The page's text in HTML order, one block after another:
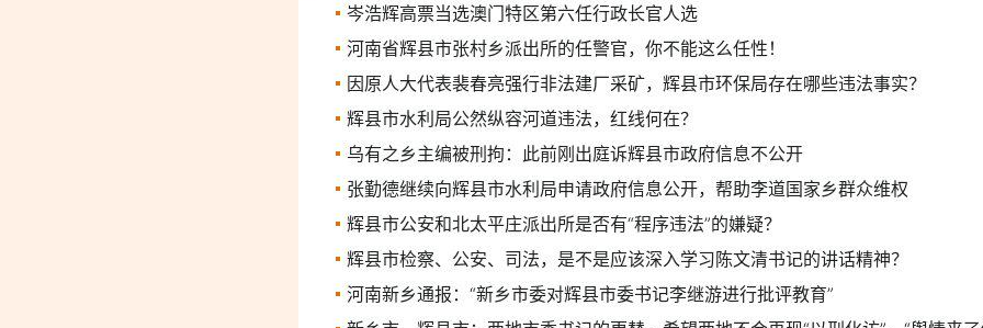
岑浩辉高票当选澳门特区第六任行政长官人选
河南省辉县市张村乡派出所的任警官，你不能这么任性！
因原人大代表裴春亮强行非法建厂采矿，辉县市环保局存在哪些违法事实？
辉县市水利局公然纵容河道违法，红线何在？
乌有之乡主编被刑拘：此前刚出庭诉辉县市政府信息不公开
张勤德继续向辉县市水利局申请政府信息公开，帮助李道国家乡群众维权
辉县市公安和北太平庄派出所是否有“程序违法”的嫌疑？
辉县市检察、公安、司法，是不是应该深入学习陈文清书记的讲话精神？
河南新乡通报：“新乡市委对辉县市委书记李继游进行批评教育”